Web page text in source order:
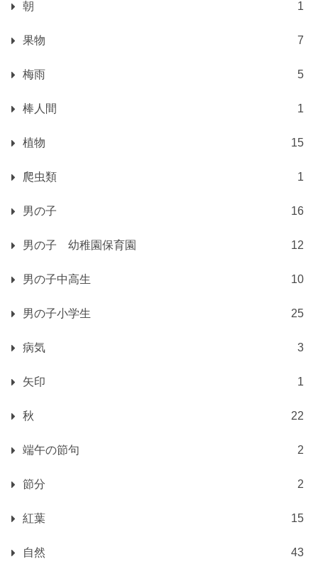
朝 1
果物 7
梅雨 5
棒人間 1
植物 15
爬虫類 1
男の子 16
男の子 幼稚園保育園 12
男の子中高生 10
男の子小学生 25
病気 3
矢印 1
秋 22
端午の節句 2
節分 2
紅葉 15
自然 43